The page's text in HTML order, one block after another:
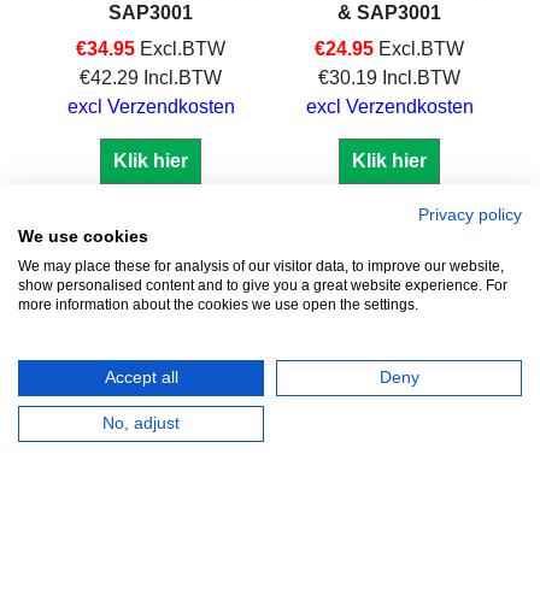
SAP3001
€34.95 Excl.BTW
€42.29 Incl.BTW
excl Verzendkosten
Klik hier
& SAP3001
€24.95 Excl.BTW
€30.19 Incl.BTW
excl Verzendkosten
Klik hier
Zuidersluisweg 42
Nederland
info@feramotools.nl
253161
Privacy policy
We use cookies
We may place these for analysis of our visitor data, to improve our website,
show personalised content and to give you a great website experience. For
more information about the cookies we use open the settings.
Accept all Deny
No, adjust